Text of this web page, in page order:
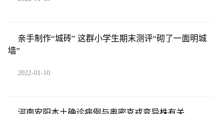
亲手制作“城砖” 这群小学生期末测评“砌了一面明城
墙”
2022-01-10